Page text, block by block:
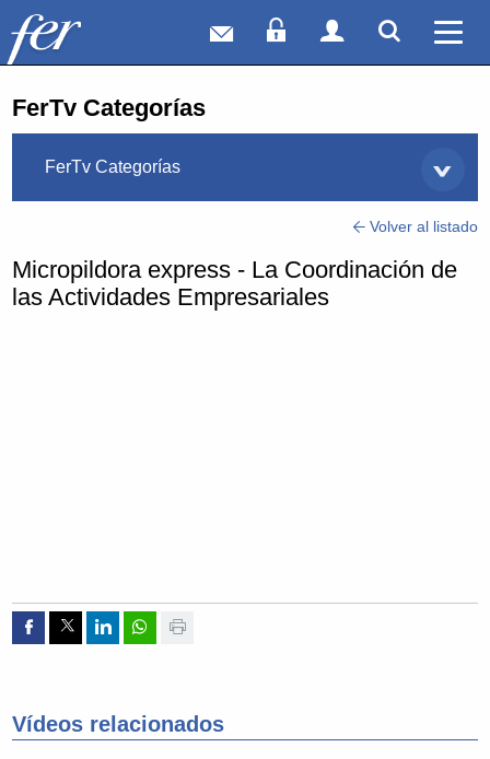
Correo webAcceso Socios
Acceso
FerTv Categorías
FerTv Categorías
Volver al listado
Micropildora express - La Coordinación de
las Actividades Empresariales
Compartir por Facebook
Compartir por Twitter
Compartir por Linkedin
Compartir por whatsapp
Imprimir
Vídeos relacionados